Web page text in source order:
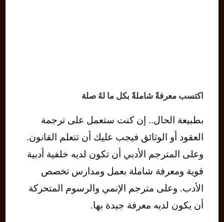
اكتسب معرفةً شاملةً بكل ما لهُ صلة
بطبيعة الحال.. إن كنت ستعمل على ترجمة
العقود أو الوثائق فيجب عليك أن تتعلم القانون.
وعلى المترجم الأدبي أن تكون لديه خلفية أدبية
قوية ومعرفة شاملة بعمل ومدارس تخصص
الأدب. وعلى مترجم الإنمي والرسوم المتحركة
أن يكون لديه معرفة جيدة بها.